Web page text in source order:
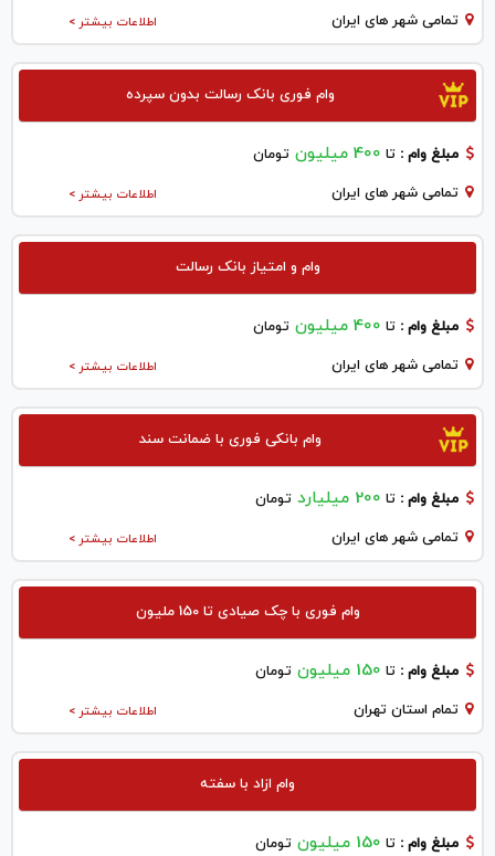
اطلاعات بیشتر > تمامی شهر های ایران
وام فوری بانک رسالت بدون سپرده
مبلغ وام : تا 400 میلیون تومان
اطلاعات بیشتر > تمامی شهر های ایران
وام و امتیاز بانک رسالت
مبلغ وام : تا 400 میلیون تومان
اطلاعات بیشتر > تمامی شهر های ایران
وام بانکی فوری با ضمانت سند
مبلغ وام : تا 200 میلیارد تومان
اطلاعات بیشتر > تمامی شهر های ایران
وام فوری با چک صیادی تا 150 ملیون
مبلغ وام : تا 150 میلیون تومان
اطلاعات بیشتر > تمام استان تهران
وام ازاد با سفته
مبلغ وام : تا 150 میلیون تومان